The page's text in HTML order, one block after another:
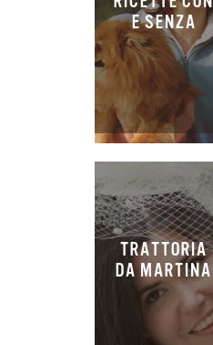
E SENZA
TRATTORIA
DA MARTINA